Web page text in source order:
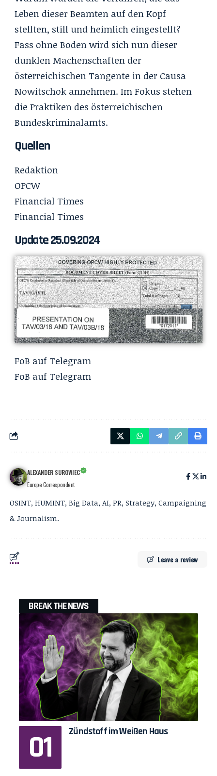
Leben dieser Beamten auf den Kopf
stellten, still und heimlich eingestellt?
Fass ohne Boden wird sich nun dieser
dunklen Machenschaften der
österreichischen Tangente in der Causa
Nowitschok annehmen. Im Fokus stehen
die Praktiken des österreichischen
Bundeskriminalamts.
Quellen
Redaktion
OPCW
Financial Times
Financial Times
Update 25.09.2024
FoB auf Telegram
FoB auf Telegram
ALEXANDER SUROWIEC
Europe Correspondent
OSINT, HUMINT, Big Data, AI, PR, Strategy, Campaigning
& Journalism.
Leave a review
BREAK THE NEWS
Zündstoff im Weißen Haus